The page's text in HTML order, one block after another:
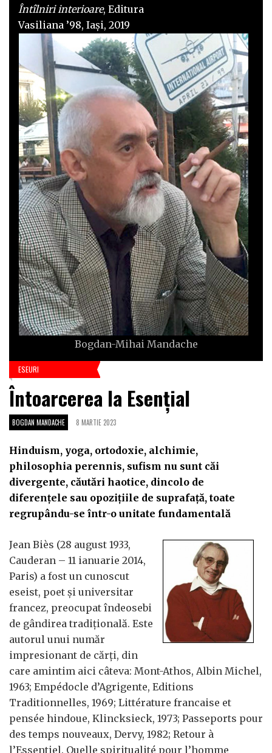
Întîlniri interioare, Editura
Vasiliana ’98, Iași, 2019
Bogdan-Mihai Mandache
ESEURI
Întoarcerea la Esențial
BOGDAN MANDACHE 8 MARTIE 2023
Hinduism, yoga, ortodoxie, alchimie,
philosophia perennis, sufism nu sunt căi
divergente, căutări haotice, dincolo de
diferențele sau opozițiile de suprafață, toate
regrupându-se într-o unitate fundamentală
Jean Biès (28 august 1933,
Cauderan – 11 ianuarie 2014,
Paris) a fost un cunoscut
eseist, poet și universitar
francez, preocupat îndeosebi
de gândirea tradițională. Este
autorul unui număr
impresionant de cărți, din
care amintim aici câteva: Mont-Athos, Albin Michel,
1963; Empédocle d’Agrigente, Editions
Traditionnelles, 1969; Littérature francaise et
pensée hindoue, Klincksieck, 1973; Passeports pour
des temps nouveaux, Dervy, 1982; Retour à
l’Essentiel. Quelle spiritualité pour l’homme